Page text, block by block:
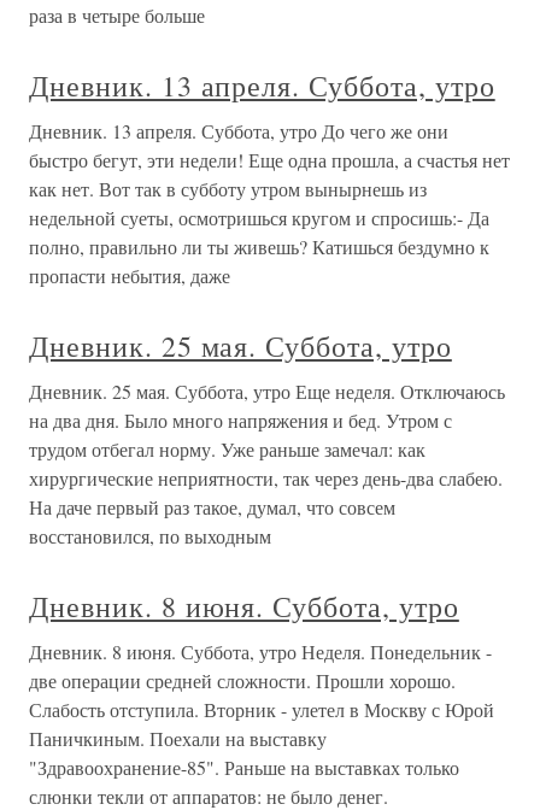
раза в четыре больше
Дневник. 13 апреля. Суббота, утро
Дневник. 13 апреля. Суббота, утро До чего же они
быстро бегут, эти недели! Еще одна прошла, а счастья нет
как нет. Вот так в субботу утром вынырнешь из
недельной суеты, осмотришься кругом и спросишь:- Да
полно, правильно ли ты живешь? Катишься бездумно к
пропасти небытия, даже
Дневник. 25 мая. Суббота, утро
Дневник. 25 мая. Суббота, утро Еще неделя. Отключаюсь
на два дня. Было много напряжения и бед. Утром с
трудом отбегал норму. Уже раньше замечал: как
хирургические неприятности, так через день-два слабею.
На даче первый раз такое, думал, что совсем
восстановился, по выходным
Дневник. 8 июня. Суббота, утро
Дневник. 8 июня. Суббота, утро Неделя. Понедельник -
две операции средней сложности. Прошли хорошо.
Слабость отступила. Вторник - улетел в Москву с Юрой
Паничкиным. Поехали на выставку
"Здравоохранение-85". Раньше на выставках только
слюнки текли от аппаратов: не было денег.